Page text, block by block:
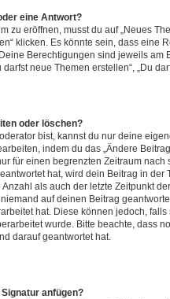
eine Antwort?
zu eröffnen, musst du auf „Neues
klicken. Es könnte sein, dass eine
Berechtigungen sind jeweils am
neue Themen erstellen“, „Du
oder löschen?
bist, kannst du nur deine
indem du das „Ändere
für einen begrenzten Zeitraum
hat, wird dein Beitrag in der
als auch der letzte Zeitpunkt
auf deinen Beitrag
hat. Diese können jedoch,
wurde. Bitte beachte, dass
darauf geantwortet hat.
anfügen?